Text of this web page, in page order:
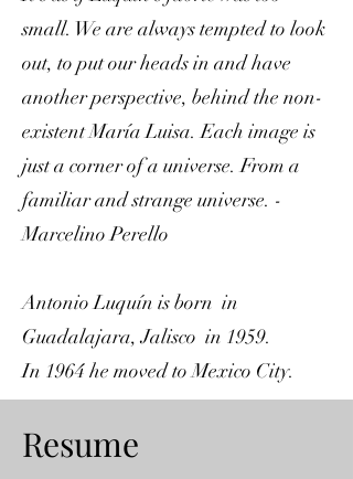
small. We are always tempted to look
out, to put our heads in and have
another perspective, behind the non-
existent María Luisa. Each image is
just a corner of a universe. From a
familiar and strange universe. -
Marcelino Perello
Antonio Luquín is born in
Guadalajara, Jalisco in 1959.
In 1964 he moved to Mexico City.
Resume